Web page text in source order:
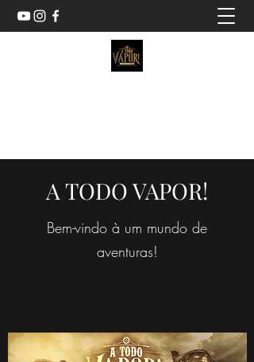
A TODO VAPOR!
Bem-vindo à um mundo de
aventuras!